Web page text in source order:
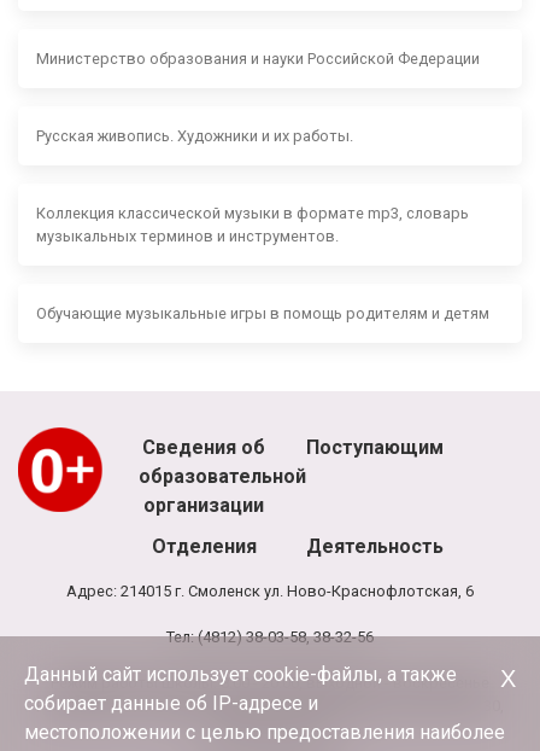
Министерство образования и науки Российской Федерации
Русская живопись. Художники и их работы.
Коллекция классической музыки в формате mp3, словарь
музыкальных терминов и инструментов.
Обучающие музыкальные игры в помощь родителям и детям
Сведения об
образовательной
организации
Поступающим
Отделения Деятельность
Адрес: 214015 г. Смоленск ул. Ново-Краснофлотская, 6
Тел: (4812) 38-03-58, 38-32-56
Режим работы школы: 8.00 - 20.00, выходной - воскресенье
Режим работы администрации и бухгалтерии школы: 9.00-17.30,
обед 13.00-13.30
Данный сайт использует cookie-файлы, а также
собирает данные об IP-адресе и
местоположении с целью предоставления наиболее
Х